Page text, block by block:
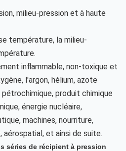
milieu-pression et à haute
température, la milieu-
inflammable, non-toxique et
l'argon, hélium, azote
produit chimique
énergie nucléaire,
machines, nourriture,
et ainsi de suite.
séries de récipient à pression